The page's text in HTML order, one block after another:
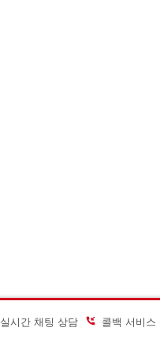
실시간 채팅 상담 콜백 서비스